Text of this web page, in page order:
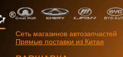
Сеть магазинов автозапчастей
Прямые поставки из Китая